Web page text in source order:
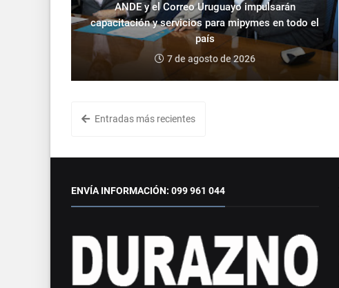
ANDE y el Correo Uruguayo impulsarán
capacitación y servicios para mipymes en todo el
país
7 de agosto de 2026
Entradas más recientes
ENVÍA INFORMACIÓN: 099 961 044